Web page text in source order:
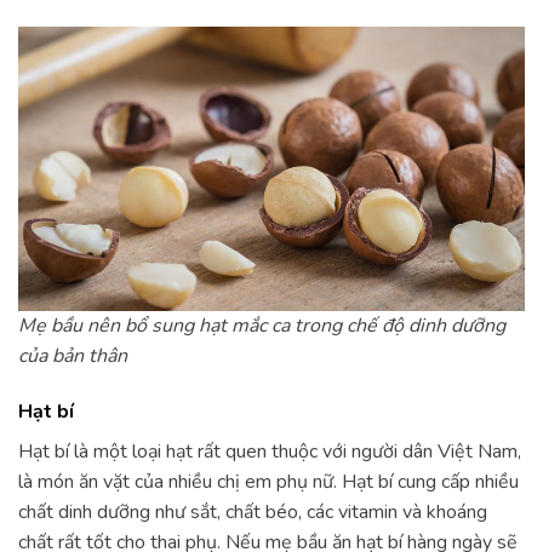
Mẹ bầu nên bổ sung hạt mắc ca trong chế độ dinh dưỡng
của bản thân
Hạt bí
Hạt bí là một loại hạt rất quen thuộc với người dân Việt Nam,
là món ăn vặt của nhiều chị em phụ nữ. Hạt bí cung cấp nhiều
chất dinh dưỡng như sắt, chất béo, các vitamin và khoáng
chất rất tốt cho thai phụ. Nếu mẹ bầu ăn hạt bí hàng ngày sẽ